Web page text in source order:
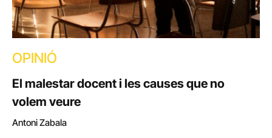
OPINIÓ
El malestar docent i les causes que no
volem veure
Antoni Zabala